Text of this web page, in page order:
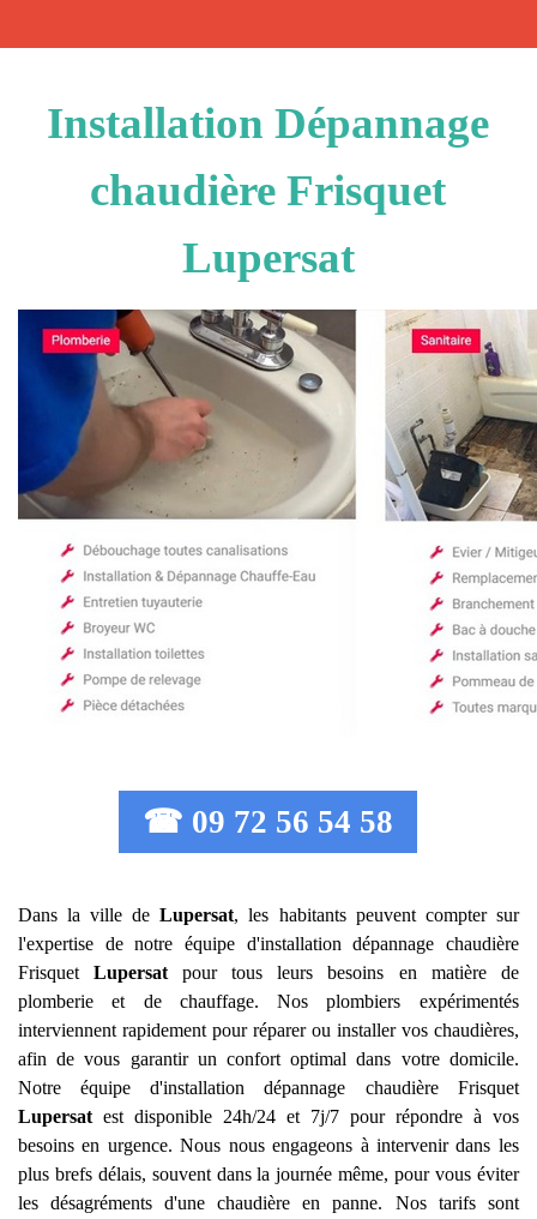
Installation Dépannage
chaudière Frisquet
Lupersat
☎ 09 72 56 54 58
Dans la ville deLupersat, les habitants peuvent compter sur
l'expertise de notre équipe d'installation dépannage chaudière
FrisquetLupersat pour tous leurs besoins en matière de
plomberie et de chauffage. Nos plombiers expérimentés
interviennent rapidement pour réparer ou installer vos chaudières,
afin de vous garantir un confort optimal dans votre domicile.
Notre équipe d'installation dépannage chaudière Frisquet
Lupersat est disponible 24h/24 et 7j/7 pour répondre à vos
besoins en urgence. Nous nous engageons à intervenir dans les
plus brefs délais, souvent dans la journée même, pour vous éviter
les désagréments d'une chaudière en panne. Nos tarifs sont